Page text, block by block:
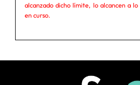
alcanzado dicho límite, lo alcancen a
en curso.